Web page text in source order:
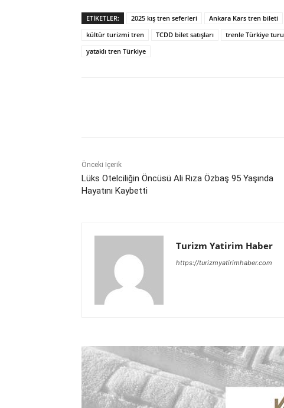
ETIKETLER: 2025 kış tren seferleri Ankara Kars tren bileti
kültür turizmi tren
TCDD bilet satışları trenle Türkiye turu
yataklı tren Türkiye
Önceki İçerik
Lüks Otelciliğin Öncüsü Ali Rıza Özbaş 95 Yaşında
Hayatını Kaybetti
Turizm Yatirim Haber
https://turizmyatirimhaber.com